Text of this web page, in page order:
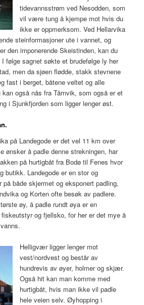
tidevannsstrøm ved Nesodden, som
vil være tung å kjempe mot hvis du
ikke er oppmerksom. Ved Hellarvika
steinformasjoner ute i vannet, og
den imponerende Skeistinden, kan du
følge sagnet søkte et brudefølge ly her
men da sjøen flødde, stakk stevnene
fast i berget, båtene veltet og alle
også nås fra Tårnvik, som også er et
i Sjunkfjorden som ligger lenger øst.
på Landegode er det vel 11 km over
ønsker å padle denne strekningen, har
på hurtigbåt fra Bodø til Fenes hvor
butikk. Landegode er en stor og
på både skjermet og eksponert padling,
og Korten ofte besøk av padlere.
øy, å padle rundt øya er en
og fjellsko, for her er det mye å
Helligvær ligger lenger mot
vest/nordvest og består av
hundrevis av øyer, holmer og skjær.
Også hit kan man komme med
hurtigbåt, hvis man ikke vil padle
hele veien selv. Øyhopping i